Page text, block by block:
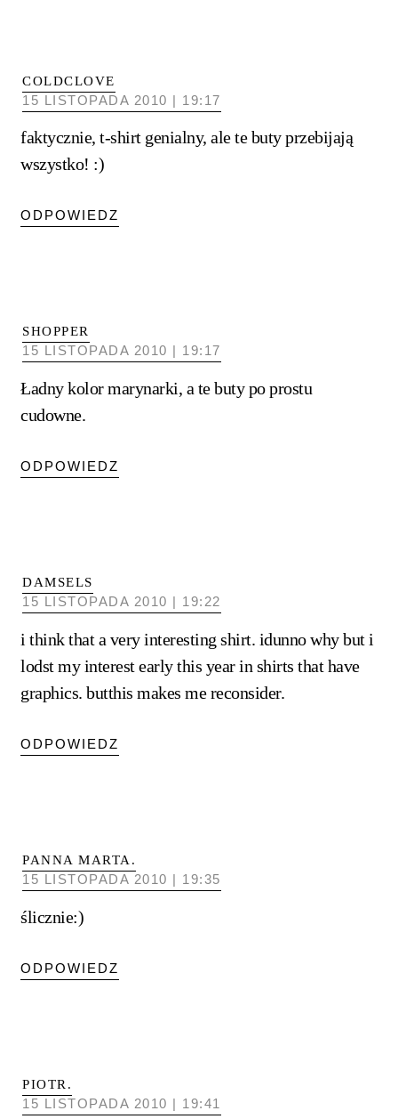
COLDCLOVE
15 LISTOPADA 2010 | 19:17
faktycznie, t-shirt genialny, ale te buty przebijają
wszystko! :)
ODPOWIEDZ
SHOPPER
15 LISTOPADA 2010 | 19:17
Ładny kolor marynarki, a te buty po prostu
cudowne.
ODPOWIEDZ
DAMSELS
15 LISTOPADA 2010 | 19:22
i think that a very interesting shirt. idunno why but i
lodst my interest early this year in shirts that have
graphics. butthis makes me reconsider.
ODPOWIEDZ
PANNA MARTA.
15 LISTOPADA 2010 | 19:35
ślicznie:)
ODPOWIEDZ
PIOTR.
15 LISTOPADA 2010 | 19:41